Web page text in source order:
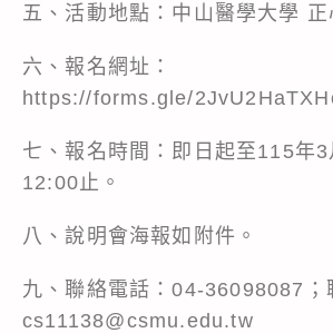
五、活動地點：中山醫學大學 正
六、報名網址：
https://forms.gle/
七、報名時間：即日起至115年
12:00止。
八、說明會海報如附件。
九、聯絡電話：04-36098087；
cs11138@csmu.edu.tw